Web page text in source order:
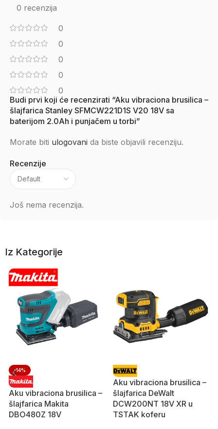
0 recenzija
0
0
0
0
0
Recenzije
Još nema recenzija.
Budi prvi koji će recenzirati “Aku vibraciona brusilica –
šlajfarica Stanley SFMCW221D1S V20 18V sa
baterijom 2.0Ah i punjačem u torbi”
Morate biti ulogovani da biste objavili recenziju.
Iz Kategorije
-14%
Aku vibraciona brusilica –
šlajfarica Makita
DBO480Z 18V
Aku vibraciona brusilica –
šlajfarica DeWalt
DCW200NT 18V XR u
TSTAK koferu